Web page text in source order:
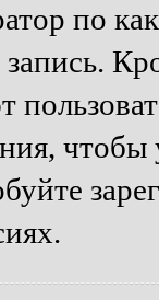
по
чтобы